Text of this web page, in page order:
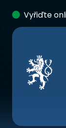
Vyřiďte